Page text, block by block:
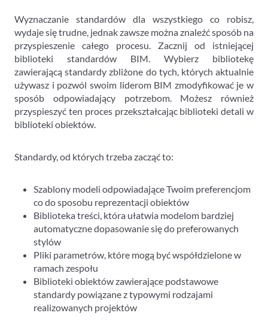
Wyznaczanie standardów dla wszystkiego co robisz,
wydaje się trudne, jednak zawsze można znaleźć sposób na
przyspieszenie całego procesu. Zacznij od istniejącej
biblioteki standardów BIM. Wybierz bibliotekę
zawierającą standardy zbliżone do tych, których aktualnie
używasz i pozwól swoim liderom BIM zmodyfikować je w
sposób odpowiadający potrzebom. Możesz również
przyspieszyć ten proces przekształcając biblioteki detali w
biblioteki obiektów.
Standardy, od których trzeba zacząć to:
Szablony modeli odpowiadające Twoim preferencjom
co do sposobu reprezentacji obiektów
Biblioteka treści, która ułatwia modelom bardziej
automatyczne dopasowanie się do preferowanych
stylów
Pliki parametrów, które mogą być współdzielone w
ramach zespołu
Biblioteki obiektów zawierające podstawowe
standardy powiązane z typowymi rodzajami
realizowanych projektów